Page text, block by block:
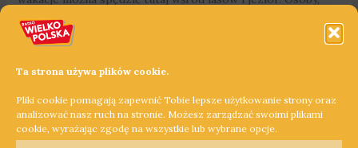
Ta strona używa plików cookie.
Pliki cookie pomagają zapewnić Tobie lepsze użytkowanie strony oraz
analizować nasz ruch na stronie. Możesz zarządzać swoimi plikami
cookie, wyrażając zgodę na wszystkie lub wybrane opcje.
które nie wyobrażają sobie wypoczynku bez przebywania
nad wodą mogą skorzystać z wyciągu nart wodnych nad
zobaczyć kościół farny z XVI wieku, który zaliczany jest do
najstarszych świątyń gotyckich w Wielkopolsce.
Dowiedz się więcej »